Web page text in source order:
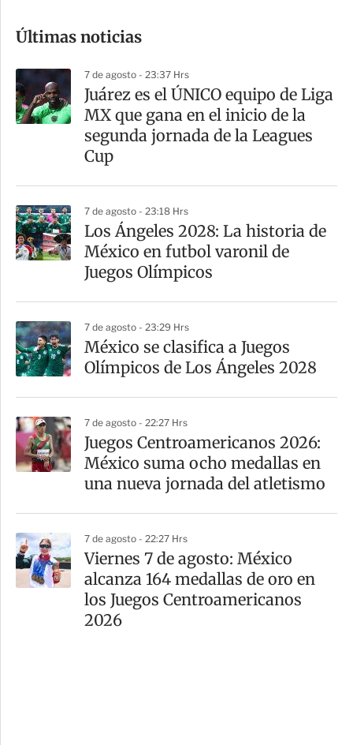
m
a
r
t
Últimas noticias
7 de agosto - 23:37 Hrs
Juárez es el ÚNICO equipo de Liga
MX que gana en el inicio de la
segunda jornada de la Leagues
Cup
7 de agosto - 23:18 Hrs
Los Ángeles 2028: La historia de
México en futbol varonil de
Juegos Olímpicos
7 de agosto - 23:29 Hrs
México se clasifica a Juegos
Olímpicos de Los Ángeles 2028
7 de agosto - 22:27 Hrs
Juegos Centroamericanos 2026:
México suma ocho medallas en
una nueva jornada del atletismo
7 de agosto - 22:27 Hrs
Viernes 7 de agosto: México
alcanza 164 medallas de oro en
los Juegos Centroamericanos
2026